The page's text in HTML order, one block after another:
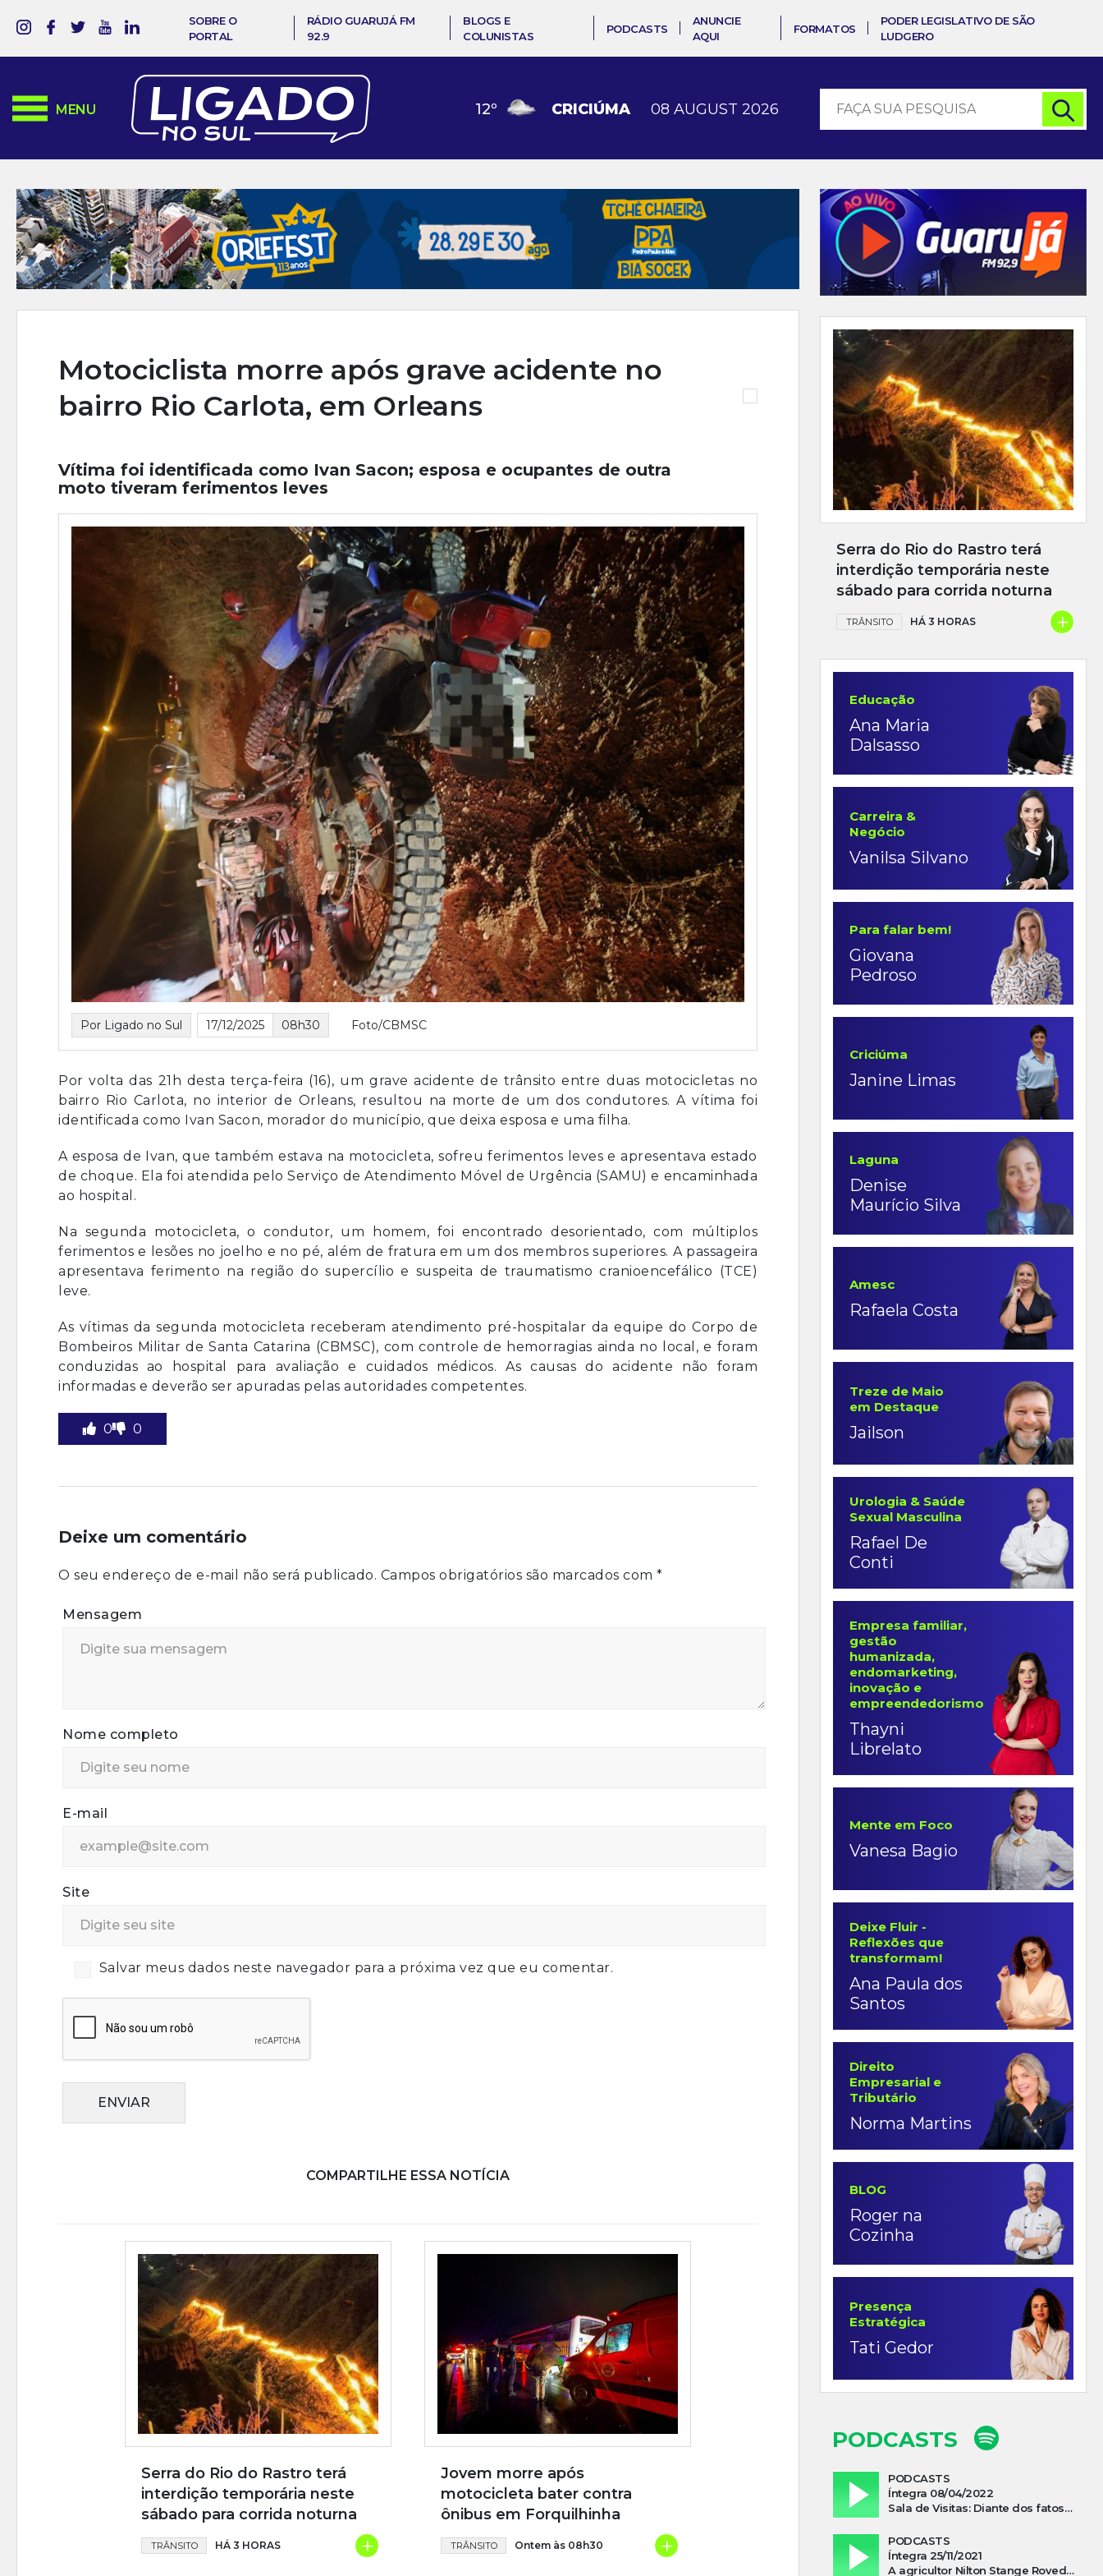
SOBRE O
PORTAL
RÁDIO GUARUJÁ FM
92.9
BLOGS E
COLUNISTAS
PODCASTS
ANUNCIE
AQUI
FORMATOS
PODER LEGISLATIVO DE SÃO
LUDGERO
MENU 12º CRICIÚMA 08 AUGUST 2026
Motociclista morre após grave acidente no
bairro Rio Carlota, em Orleans
Vítima foi identificada como Ivan Sacon; esposa e ocupantes de outra
moto tiveram ferimentos leves
Por Ligado no Sul 17/12/2025 08h30 Foto/CBMSC
Por volta das 21h desta terça-feira (16), um grave acidente de trânsito entre duas motocicletas no
bairro Rio Carlota, no interior de Orleans, resultou na morte de um dos condutores. A vítima foi
identificada como Ivan Sacon, morador do município, que deixa esposa e uma filha.
A esposa de Ivan, que também estava na motocicleta, sofreu ferimentos leves e apresentava estado
de choque. Ela foi atendida pelo Serviço de Atendimento Móvel de Urgência (SAMU) e encaminhada
ao hospital.
Na segunda motocicleta, o condutor, um homem, foi encontrado desorientado, com múltiplos
ferimentos e lesões no joelho e no pé, além de fratura em um dos membros superiores. A passageira
apresentava ferimento na região do supercílio e suspeita de traumatismo cranioencefálico (TCE)
leve.
As vítimas da segunda motocicleta receberam atendimento pré-hospitalar da equipe do Corpo de
Bombeiros Militar de Santa Catarina (CBMSC), com controle de hemorragias ainda no local, e foram
conduzidas ao hospital para avaliação e cuidados médicos. As causas do acidente não foram
informadas e deverão ser apuradas pelas autoridades competentes.
0 0
Deixe um comentário
O seu endereço de e-mail não será publicado. Campos obrigatórios são marcados com *
Mensagem
Nome completo
E-mail
Site
Salvar meus dados neste navegador para a próxima vez que eu comentar.
ENVIAR
COMPARTILHE ESSA NOTÍCIA
Serra do Rio do Rastro terá
interdição temporária neste
sábado para corrida noturna
TRÂNSITO HÁ 3 HORAS +
Jovem morre após
motocicleta bater contra
ônibus em Forquilhinha
TRÂNSITO Ontem às 08h30 +
Serra do Rio do Rastro terá
interdição temporária neste
sábado para corrida noturna
TRÂNSITO HÁ 3 HORAS +
Educação
Ana Maria
Dalsasso
Carreira &
Negócio
Vanilsa Silvano
Para falar bem!
Giovana
Pedroso
Criciúma
Janine Limas
Laguna
Denise
Maurício Silva
Amesc
Rafaela Costa
Treze de Maio
em Destaque
Jailson
Urologia & Saúde
Sexual Masculina
Rafael De
Conti
Empresa familiar,
gestão
humanizada,
endomarketing,
inovação e
empreendedorismo
Thayni
Librelato
Mente em Foco
Vanesa Bagio
Deixe Fluir -
Reflexões que
transformam!
Ana Paula dos
Santos
Direito
Empresarial e
Tributário
Norma Martins
BLOG
Roger na
Cozinha
Presença
Estratégica
Tati Gedor
PODCASTS
PODCASTS
Íntegra 08/04/2022
Sala de Visitas: Diante dos fatos que influenciam a economia o que podemos esperar de 2022
PODCASTS
Íntegra 25/11/2021
A agricultor Nilton Stange Roveda, afirma ter recebido ajuda espiritual durante acidente